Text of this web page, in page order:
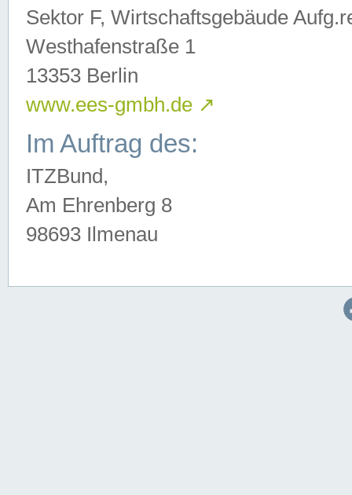
Sektor F, Wirtschaftsgebäude
Westhafenstraße 1
13353 Berlin
www.ees-gmbh.de ↗
Im Auftrag des:
ITZBund,
Am Ehrenberg 8
98693 Ilmenau